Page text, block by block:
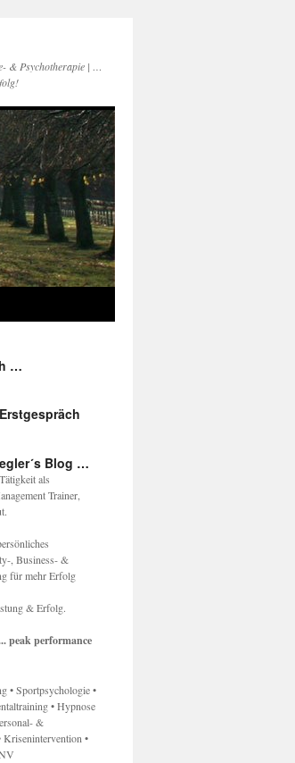
& Psychotherapie | …
…
Blog …
als
Trainer,
, Business- &
für mehr Erfolg
& Erfolg.
peak performance
• Sportpsychologie •
• Hypnose
&
Krisenintervention •